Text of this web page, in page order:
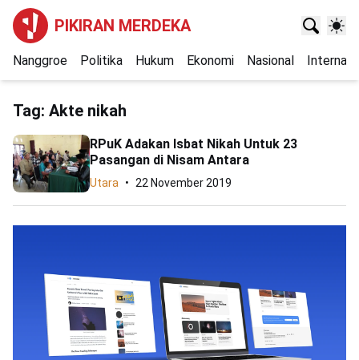
PIKIRAN MERDEKA
Nanggroe Politika Hukum Ekonomi Nasional
Tag: Akte nikah
RPuK Adakan Isbat Nikah Untuk 23
Pasangan di Nisam Antara
Utara 22 November 2019